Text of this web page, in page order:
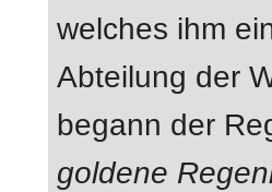
welches ihm
Abteilung der
begann der
goldene